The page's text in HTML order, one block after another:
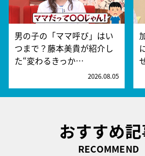
男の子の「ママ呼び」はい
つまで？藤本美貴が紹介し
た“変わるきっか…
2026.08.05
おすすめ
RECOMMEND